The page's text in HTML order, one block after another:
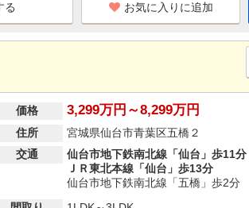
お気に入りに追加
価格 3,299万円～8,299万円
住所
宮城県仙台市青葉区五橋２
交通
仙台市地下鉄南北線「仙台」歩11分
ＪＲ東北本線「仙台」歩13分
仙台市地下鉄南北線「五橋」歩2分